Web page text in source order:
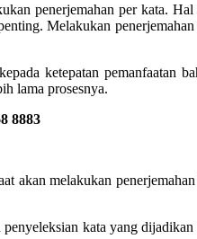
penerjemahan per kata.
Melakukan
ketepatan pemanfaatan
lama prosesnya.
8883
akan melakukan
kata yang